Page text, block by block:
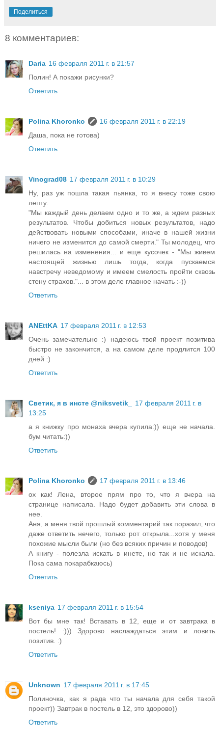
Поделиться
8 комментариев:
Daria 16 февраля 2011 г. в 21:57
Полин! А покажи рисунки?
Ответить
Polina Khoronko
16 февраля 2011 г. в 22:19
Даша, пока не готова)
Ответить
Vinograd08 17 февраля 2011 г. в 10:29
Ну, раз уж пошла такая пьянка, то я внесу тоже свою
лепту:
"Мы каждый день делаем одно и то же, а ждем разных
результатов. Чтобы добиться новых результатов, надо
действовать новыми способами, иначе в нашей жизни
ничего не изменится до самой смерти." Ты молодец, что
решилась на изменения... и еще кусочек - "Мы живем
настоящей жизнью лишь тогда, когда пускаемся
навстречу неведомому и имеем смелость пройти сквозь
стену страхов."... в этом деле главное начать :-))
Ответить
ANEttKA 17 февраля 2011 г. в 12:53
Очень замечательно :) надеюсь твой проект позитива
быстро не закончится, а на самом деле продлится 100
дней :)
Ответить
Светик, я в инсте @niksvetik_
17 февраля 2011 г. в
13:25
а я книжку про монаха вчера купила:)) еще не начала.
бум читать:))
Ответить
Polina Khoronko
17 февраля 2011 г. в 13:46
ох как! Лена, второе прям про то, что я вчера на
странице написала. Надо будет добавить эти слова в
нее.
Аня, а меня твой прошлый комментарий так поразил, что
даже ответить нечего, только рот открыла...хотя у меня
похожие мысли были (но без всяких причин и поводов)
А книгу - полезла искать в инете, но так и не искала.
Пока сама покарабкаюсь)
Ответить
kseniya 17 февраля 2011 г. в 15:54
Вот бы мне так! Вставать в 12, еще и от завтрака в
постель! :))) Здорово наслаждаться этим и ловить
позитив. :)
Ответить
Unknown 17 февраля 2011 г. в 17:45
Полиночка, как я рада что ты начала для себя такой
проект)) Завтрак в постель в 12, это здорово))
Ответить